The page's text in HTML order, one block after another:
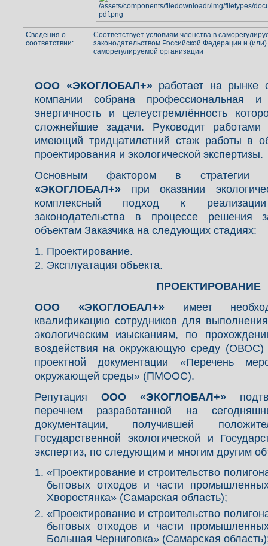
Сведения о
соответствии:
Cоответствует условиям членства в
законодательством Российской Федерации и
саморегулируемой организации
ООО «ЭКОГЛОБАЛ+»работает на рынке
компании собрана профессиональная и
энергичность и целеустремлённость
сложнейшие задачи. Руководит работами
имеющий тридцатилетний стаж работы в
проектирования и экологической экспертизы.
Основным фактором в стратегии
«ЭКОГЛОБАЛ+» при оказании
комплексный подход к реализации
законодательства в процессе решения
объектам Заказчика на следующих стадиях:
1. Проектирование.
2. Эксплуатация объекта.
ПРОЕКТИРОВАНИЕ
ООО «ЭКОГЛОБАЛ+»имеет
квалификацию сотрудников для
экологическим изысканиям, по
воздействия на окружающую среду (ОВОС)
проектной документации «Перечень
окружающей среды» (ПМООС).
Репутация ООО «ЭКОГЛОБАЛ+»
перечнем разработанной на
документации, получившей
Государственной экологической и
экспертиз, по следующим и многим другим
«Проектирование и строительство
бытовых отходов и части
Хворостянка» (Самарская область);
«Проектирование и строительство
бытовых отходов и части
Большая Черниговка» (Самарская